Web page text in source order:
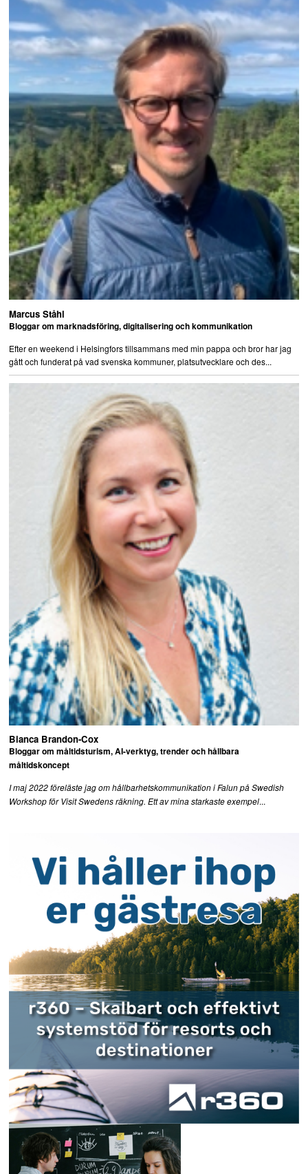
Marcus Ståhl
Bloggar om marknadsföring, digitalisering och kommunikation
Efter en weekend i Helsingfors tillsammans med min pappa och bror har jag
gått och funderat på vad svenska kommuner, platsutvecklare och des...
Bianca Brandon-Cox
Bloggar om måltidsturism, AI-verktyg, trender och hållbara
måltidskoncept
I maj 2022 föreläste jag om hållbarhetskommunikation i Falun på Swedish
Workshop för Visit Swedens räkning. Ett av mina starkaste exempel...